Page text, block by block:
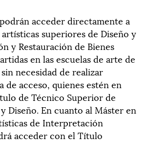
acceder directamente a
artísticas superiores de Diseño y
y Restauración de Bienes
en las escuelas de arte de
necesidad de realizar
de acceso, quienes estén en
de Técnico Superior de
Diseño. En cuanto al Máster en
de Interpretación
acceder con el Título